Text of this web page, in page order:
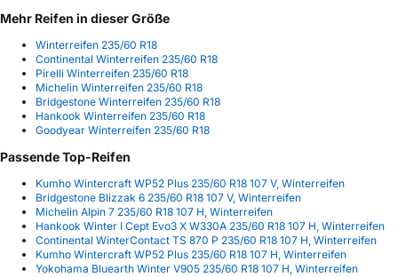
Mehr Reifen in dieser Größe
Winterreifen 235/60 R18
Continental Winterreifen 235/60 R18
Pirelli Winterreifen 235/60 R18
Michelin Winterreifen 235/60 R18
Bridgestone Winterreifen 235/60 R18
Hankook Winterreifen 235/60 R18
Goodyear Winterreifen 235/60 R18
Passende Top-Reifen
Kumho Wintercraft WP52 Plus 235/60 R18 107 V, Winterreifen
Bridgestone Blizzak 6 235/60 R18 107 V, Winterreifen
Michelin Alpin 7 235/60 R18 107 H, Winterreifen
Hankook Winter I Cept Evo3 X W330A 235/60 R18 107 H, Winterreifen
Continental WinterContact TS 870 P 235/60 R18 107 H, Winterreifen
Kumho Wintercraft WP52 Plus 235/60 R18 107 H, Winterreifen
Yokohama Bluearth Winter V905 235/60 R18 107 H, Winterreifen